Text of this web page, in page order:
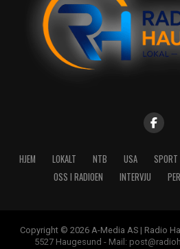
HJEM LOKALT NTB USA SPORT
OSS I RADIOEN
INTERVJU
Copyright © 2026 A-Media AS | Radio
5527 Haugesund - Mail: